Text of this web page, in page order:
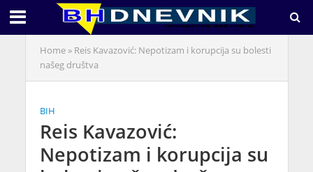
Home» Reis Kavazović: Nepotizam i korupcija su bolesti
našeg društva
BIH
Reis Kavazović:
Nepotizam i korupcija su